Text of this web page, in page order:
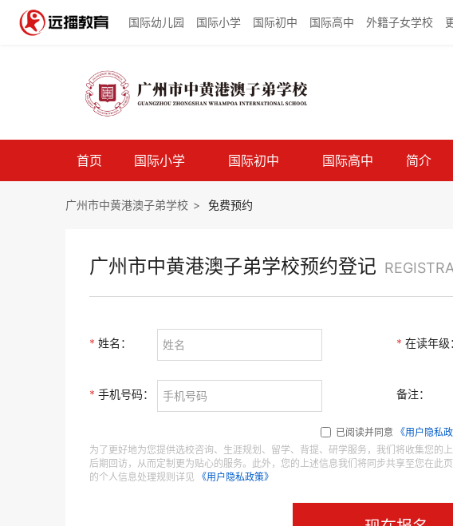
国际幼儿园 国际小学 国际初中 国际高中 外籍子女学校
首页 国际小学 国际初中 国际高中 简介
广州市中黄港澳子弟学校 > 免费预约
广州市中黄港澳子弟学校预约登记
* 姓名： * 在读年级
* 手机号码： 备注：
已阅读并同意
《用户隐私政
为了更好地为您提供选校咨询、生涯规划、留学、背提、研学服务，我们将收集您的
后期回访，从而定制更为贴心的服务。此外，您的上述信息我们将同步共享至您在此
的个人信息处理规则详见
《用户隐私政策》